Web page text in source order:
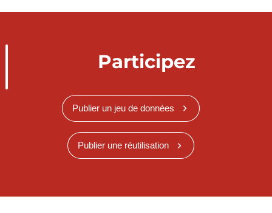
Participez
Publier un jeu de données
Publier une réutilisation